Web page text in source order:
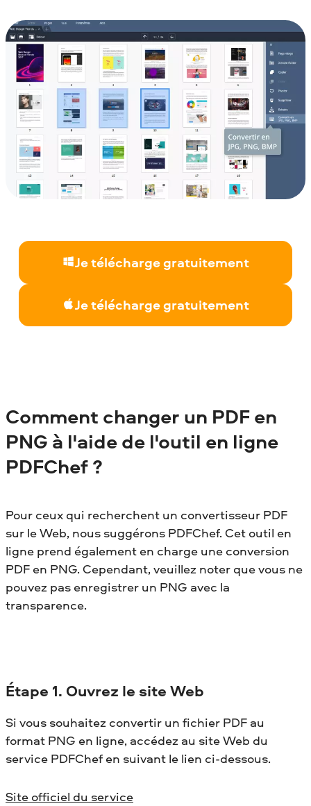
Je télécharge gratuitement
Je télécharge gratuitement
Comment changer un PDF en
PNG à l'aide de l'outil en ligne
PDFChef?
Pour ceux qui recherchent un convertisseur PDF
sur le Web, nous suggérons PDFChef. Cet outil en
ligne prend également en charge une conversion
PDF en PNG. Cependant, veuillez noter que vous ne
pouvez pas enregistrer un PNG avec la
transparence.
Étape 1. Ouvrez le site Web
Si vous souhaitez convertir un fichier PDF au
format PNG en ligne, accédez au site Web du
service PDFChef en suivant le lien ci-dessous.
Site officiel du service